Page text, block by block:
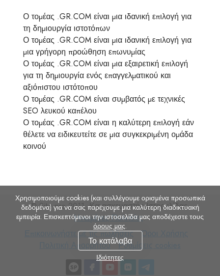
Ο τομέας .GR.COM είναι μια ιδανική επιλογή για
τη δημιουργία ιστοτόπων
Ο τομέας .GR.COM είναι μια ιδανική επιλογή για
μια γρήγορη προώθηση επωνυμίας
Ο τομέας .GR.COM είναι μια εξαιρετική επιλογή
για τη δημιουργία ενός επαγγελματικού και
αξιόπιστου ιστότοπου
Ο τομέας .GR.COM είναι συμβατός με τεχνικές
SEO λευκού καπέλου
Ο τομέας .GR.COM είναι η καλύτερη επιλογή εάν
θέλετε να ειδικευτείτε σε μια συγκεκριμένη ομάδα
κοινού
© Site.pro 2011. Κατασκευαστής Ιστοσελίδας.
Ηνωμένες Πολιτείες.
Επικοινωνήστε με τις πωλήσεις
Όροι
Όροι Χρήσης
Πολιτική Απορρήτου
Ρυθμίσεις
cookies
Ρυθμίσεις cookies
Χρησιμοποιούμε cookies (και συλλέγουμε ορισμένα προσωπικά
δεδομένα) για να σας παρέχουμε μια καλύτερη διαδικτυακή
εμπειρία. Επισκεπτόμενοι την ιστοσελίδα μας αποδέχεστε τους
όρους μας.
Το κατάλαβα
Ιδιότητες